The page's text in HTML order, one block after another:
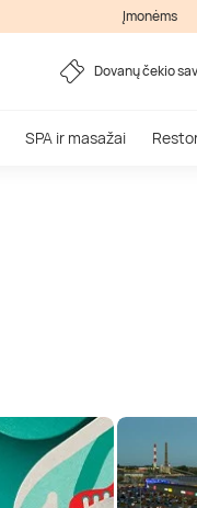
Įmonėms
Dovanų čekio
SPA ir masažai